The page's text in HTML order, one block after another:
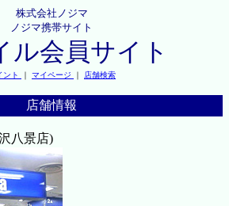
株式会社ノジマ
ノジマ携帯サイト
ル会員サイト
ント ｜ マイページ ｜ 店舗検索
店舗情報
八景店)